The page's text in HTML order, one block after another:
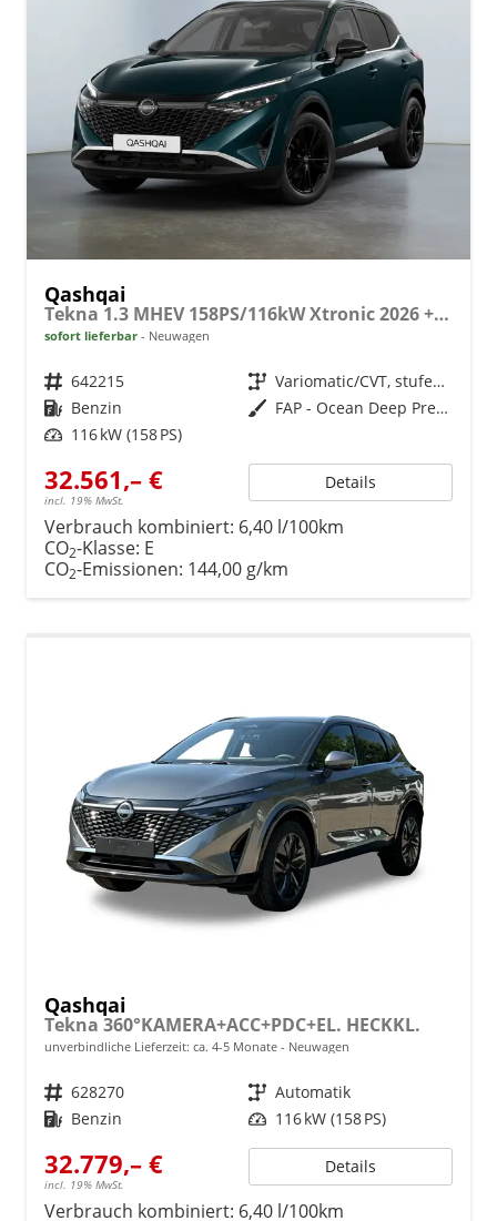
Qashqai
Tekna 1.3 MHEV 158PS/116kW Xtronic 2026 +19" ALU+BHZ. LENKRAD+SHZ
sofort lieferbar Neuwagen
Fahrzeugnr. 642215 Getriebe
Variomatic/CVT, stufenlos
Kraftstoff Benzin Außenfarbe
FAP - Ocean Deep Premium Met.
Leistung 116 kW (158 PS)
32.561,– €
incl. 19% MwSt.
Details
Verbrauch kombiniert: 6,40 l/100km
CO2-Klasse: E
CO2-Emissionen: 144,00 g/km
Qashqai
Tekna 360°KAMERA+ACC+PDC+EL. HECKKL.
unverbindliche Lieferzeit: ca. 4-5 Monate Neuwagen
Fahrzeugnr. 628270 Getriebe Automatik
Kraftstoff Benzin Leistung 116 kW (158 PS)
32.779,– €
incl. 19% MwSt.
Details
Verbrauch kombiniert: 6,40 l/100km